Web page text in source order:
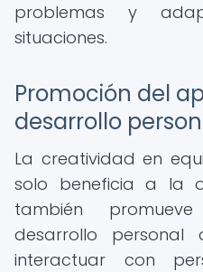
problemas y
situaciones.
Promoción del
desarrollo
La creatividad en
solo beneficia a la
también
desarrollo personal
interactuar con